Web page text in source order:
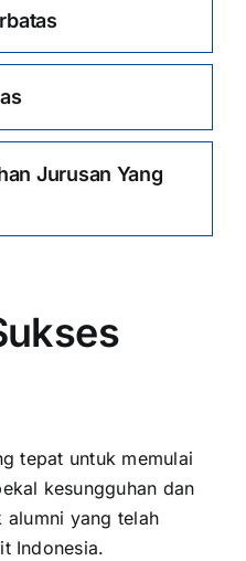
Jurusan Yang
tepat untuk memulai
kesungguhan dan
yang telah
Indonesia.